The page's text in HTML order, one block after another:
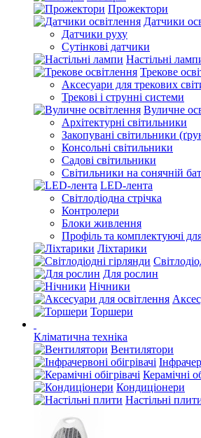
Прожектори
Датчики
Датчики руху
Сутінкові датчики
Настільні
Трекове
Аксесуари для трекових
Трекові і струнні системи
Вуличне
Архітектурні світильники
Закопувані світильники
Консольні світильники
Садові світильники
Світильники на сонячній
LED-лента
Світлодіодна стрічка
Контролери
Блоки живлення
Профіль та комплектуючі
Ліхтарики
Для рослин
Нічники
Торшери
Кліматична техніка
Вентилятори
Керамічні
Кондиціонери
Настільні